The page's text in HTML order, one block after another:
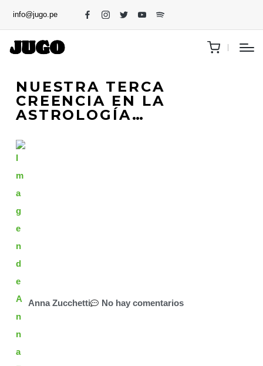
info@jugo.pe
NUESTRA TERCA
CREENCIA EN LA
ASTROLOGÍA…
Anna Zucchetti No hay comentarios